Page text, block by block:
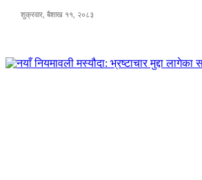
शुक्रवार, बैशाख ११, २०८३